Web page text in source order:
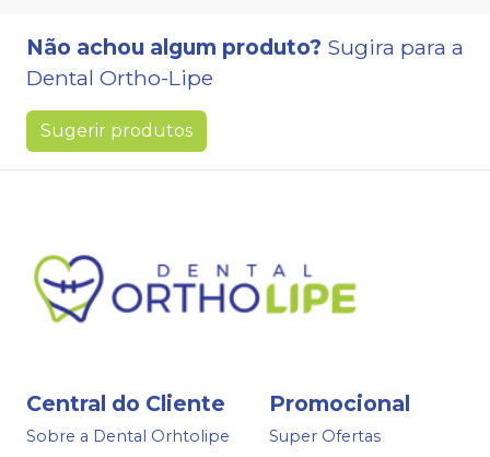
Não achou algum produto? Sugira para a
Dental Ortho-Lipe
Sugerir produtos
Central do Cliente
Sobre a Dental Orhtolipe
Promocional
Super Ofertas